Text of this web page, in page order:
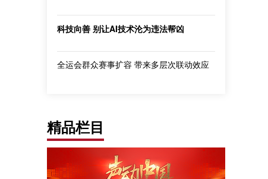
科技向善 别让AI技术沦为违法帮凶
全运会群众赛事扩容 带来多层次联动效应
精品栏目